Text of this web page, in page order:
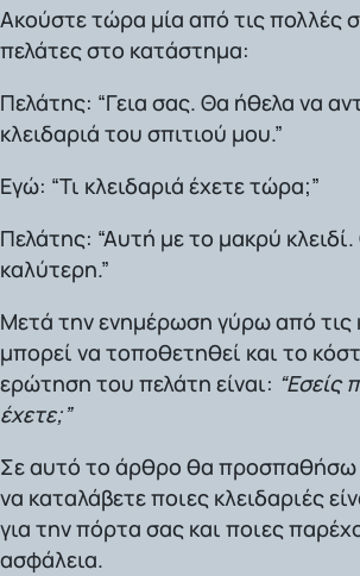
Ακούστε τώρα μία από τις πολλές
πελάτες στο κατάστημα:
Πελάτης: “Γεια σας. Θα ήθελα να
κλειδαριά του σπιτιού μου.”
Εγώ: “Τι κλειδαριά έχετε τώρα;”
Πελάτης: “Αυτή με το μακρύ
καλύτερη.”
Μετά την ενημέρωση γύρω από τις
μπορεί να τοποθετηθεί και το
ερώτηση του πελάτη είναι: “Εσείς
έχετε;”
Σε αυτό το άρθρο θα
να καταλάβετε ποιες κλειδαριές
για την πόρτα σας και ποιες
ασφάλεια.